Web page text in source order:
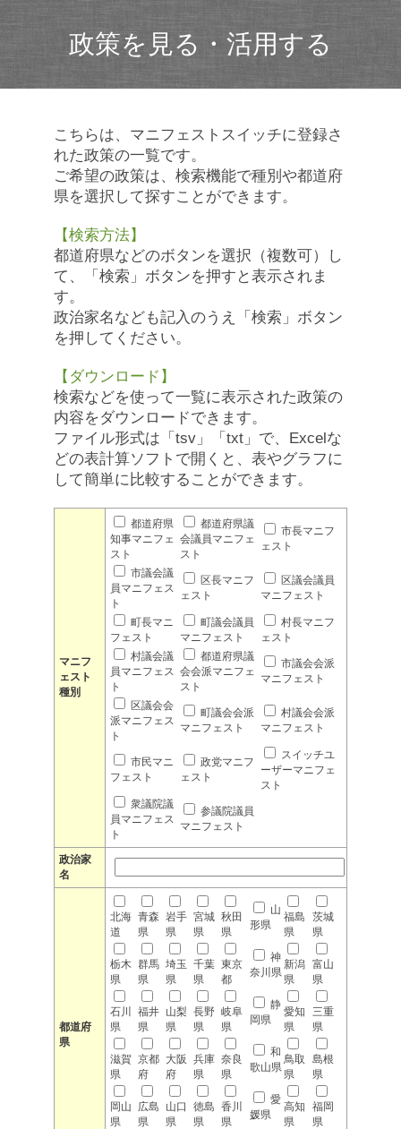
政策を見る・活用する
こちらは、マニフェストスイッチに登録さ
れた政策の一覧です。
ご希望の政策は、検索機能で種別や都道府
県を選択して探すことができます。
【検索方法】
都道府県などのボタンを選択（複数可）し
て、「検索」ボタンを押すと表示されま
す。
政治家名なども記入のうえ「検索」ボタン
を押してください。
【ダウンロード】
検索などを使って一覧に表示された政策の
内容をダウンロードできます。
ファイル形式は「tsv」「txt」で、Excelな
どの表計算ソフトで開くと、表やグラフに
して簡単に比較することができます。
マニフ
ェスト
種別
都道府県
知事マニフェ
スト
都道府県議
会議員マニフェ
スト
市長マニフ
ェスト
市議会議
員マニフェス
ト
区長マニフ
ェスト
区議会議員
マニフェスト
町長マニ
フェスト
町議会議員
マニフェスト
村長マニフ
ェスト
村議会議
員マニフェス
ト
都道府県議
会会派マニフェ
スト
市議会会派
マニフェスト
区議会会
派マニフェス
ト
町議会会派
マニフェスト
村議会会派
マニフェスト
市民マニ
フェスト
政党マニフ
ェスト
スイッチユ
ーザーマニフェ
スト
衆議院議
員マニフェス
ト
参議院議員
マニフェスト
政治家
名
都道府
県
北海
道
青森
県
岩手
県
宮城
県
秋田
県
山
形県
福島
県
茨城
県
栃木
県
群馬
県
埼玉
県
千葉
県
東京
都
神
奈川県
新潟
県
富山
県
石川
県
福井
県
山梨
県
長野
県
岐阜
県
静
岡県
愛知
県
三重
県
滋賀
県
京都
府
大阪
府
兵庫
県
奈良
県
和
歌山県
鳥取
県
島根
県
岡山
県
広島
県
山口
県
徳島
県
香川
県
愛
媛県
高知
県
福岡
県